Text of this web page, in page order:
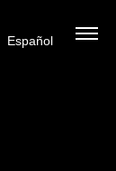
Español